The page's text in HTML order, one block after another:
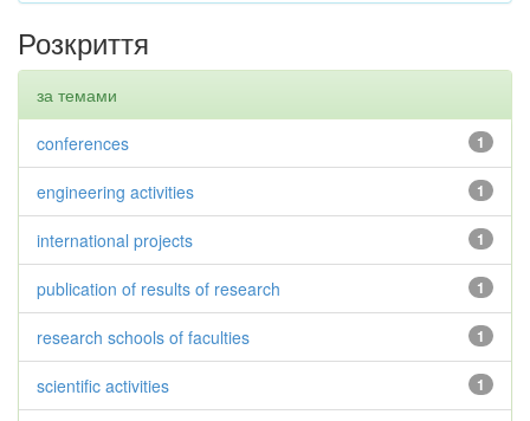
Розкриття
за темами
1
conferences
1
engineering activities
1
international projects
1
publication of results of research
1
research schools of faculties
1
scientific activities